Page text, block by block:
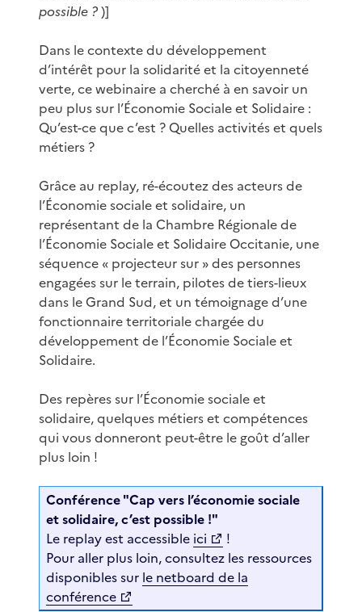
possible ?)]
Dans le contexte du développement
d’intérêt pour la solidarité et la citoyenneté
verte, ce webinaire a cherché à en savoir un
peu plus sur l’Économie Sociale et Solidaire :
Qu’est-ce que c’est ? Quelles activités et quels
métiers ?
Grâce au replay, ré-écoutez des acteurs de
l’Économie sociale et solidaire, un
représentant de la Chambre Régionale de
l’Économie Sociale et Solidaire Occitanie, une
séquence « projecteur sur » des personnes
engagées sur le terrain, pilotes de tiers-lieux
dans le Grand Sud, et un témoignage d’une
fonctionnaire territoriale chargée du
développement de l’Économie Sociale et
Solidaire.
Des repères sur l’Économie sociale et
solidaire, quelques métiers et compétences
qui vous donneront peut-être le goût d’aller
plus loin !
Conférence "Cap vers l’économie sociale
et solidaire, c’est possible !"
Le replay est accessible ici
!
Pour aller plus loin, consultez les ressources
disponibles sur le netboard de la
conférence